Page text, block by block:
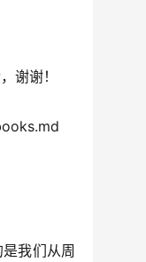
谢谢！
我们从周